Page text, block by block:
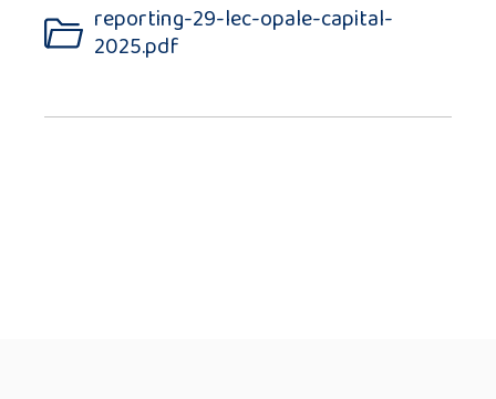
reporting-29-lec-opale-capital-
2025.pdf